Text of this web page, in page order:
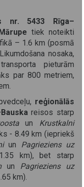
nr. 5433 Rīga–
tiek noteikti
– 1.6 km (posmā
nosaka,
pieturām
par 800 metriem,
reģionālās
reisos starp
un Krustkalni
- 8.49 km (iepriekš
un Pagrieziens uz
km), bet starp
un Pagrieziens uz
km).